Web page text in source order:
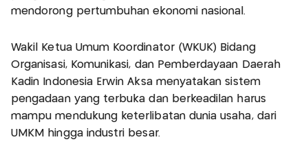
mendorong pertumbuhan ekonomi nasional.
Wakil Ketua Umum Koordinator (WKUK) Bidang
Organisasi, Komunikasi, dan Pemberdayaan Daerah
Kadin Indonesia Erwin Aksa menyatakan sistem
pengadaan yang terbuka dan berkeadilan harus
mampu mendukung keterlibatan dunia usaha, dari
UMKM hingga industri besar.